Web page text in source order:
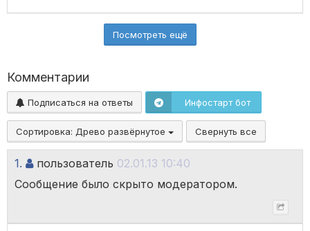
Посмотреть ещё
Комментарии
Подписаться на ответы Инфостарт бот
Сортировка: Древо развёрнутое Свернуть все
1. пользователь 02.01.13 10:40
Сообщение было скрыто модератором.